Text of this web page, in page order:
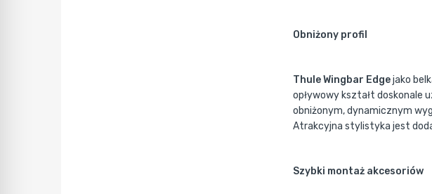
Obniżony profil
Thule Wingbar Edgejako
opływowy kształt doskonale
obniżonym, dynamicznym
Atrakcyjna stylistyka jest
Szybki montaż akcesoriów